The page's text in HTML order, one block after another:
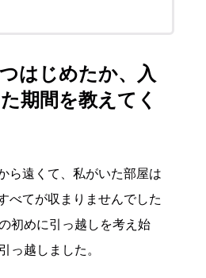
はじめたか、入
期間を教えてく
ら遠くて、私がいた部屋は
べてが収まりませんでした
初めに引っ越しを考え始
っ越しました。